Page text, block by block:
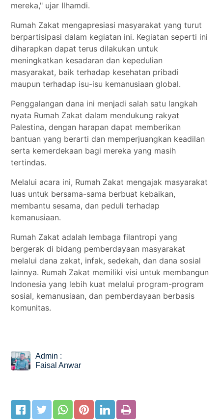
mereka," ujar Ilhamdi.
Rumah Zakat mengapresiasi masyarakat yang turut
berpartisipasi dalam kegiatan ini. Kegiatan seperti ini
diharapkan dapat terus dilakukan untuk
meningkatkan kesadaran dan kepedulian
masyarakat, baik terhadap kesehatan pribadi
maupun terhadap isu-isu kemanusiaan global.
Penggalangan dana ini menjadi salah satu langkah
nyata Rumah Zakat dalam mendukung rakyat
Palestina, dengan harapan dapat memberikan
bantuan yang berarti dan memperjuangkan keadilan
serta kemerdekaan bagi mereka yang masih
tertindas.
Melalui acara ini, Rumah Zakat mengajak masyarakat
luas untuk bersama-sama berbuat kebaikan,
membantu sesama, dan peduli terhadap
kemanusiaan.
Rumah Zakat adalah lembaga filantropi yang
bergerak di bidang pemberdayaan masyarakat
melalui dana zakat, infak, sedekah, dan dana sosial
lainnya. Rumah Zakat memiliki visi untuk membangun
Indonesia yang lebih kuat melalui program-program
sosial, kemanusiaan, dan pemberdayaan berbasis
komunitas.
Admin :
Faisal Anwar